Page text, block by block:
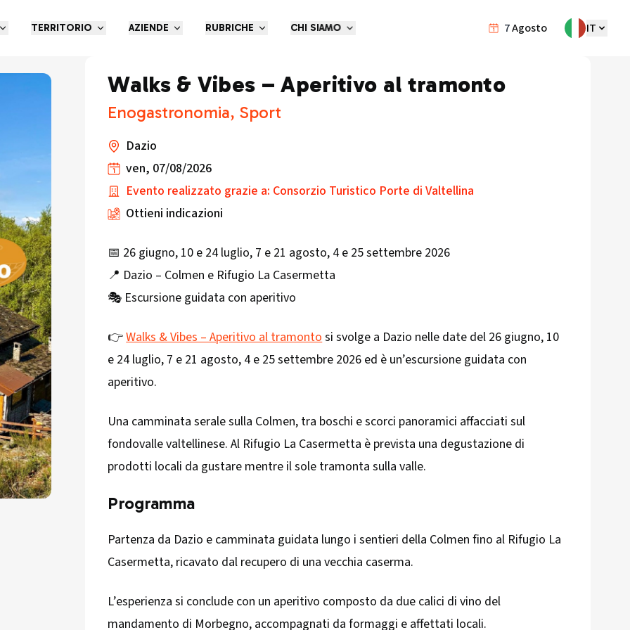
7Agosto IT
TERRITORIO AZIENDE RUBRICHE CHI SIAMO
Walks & Vibes – Aperitivo al tramonto
Enogastronomia, Sport
Dazio
ven, 07/08/2026
Evento realizzato grazie a: Consorzio Turistico Porte di Valtellina
Ottieni indicazioni
📅 26 giugno, 10 e 24 luglio, 7 e 21 agosto, 4 e 25 settembre 2026
📍 Dazio – Colmen e Rifugio La Casermetta
🎭 Escursione guidata con aperitivo
👉Walks & Vibes – Aperitivo al tramontosi svolge a Dazio nelle date del 26 giugno, 10
e 24 luglio, 7 e 21 agosto, 4 e 25 settembre 2026 ed è un’escursione guidata con
aperitivo.
Una camminata serale sulla Colmen, tra boschi e scorci panoramici affacciati sul
fondovalle valtellinese. Al Rifugio La Casermetta è prevista una degustazione di
prodotti locali da gustare mentre il sole tramonta sulla valle.
Programma
Partenza da Dazio e camminata guidata lungo i sentieri della Colmen fino al Rifugio La
Casermetta, ricavato dal recupero di una vecchia caserma.
L’esperienza si conclude con un aperitivo composto da due calici di vino del
mandamento di Morbegno, accompagnati da formaggi e affettati locali.